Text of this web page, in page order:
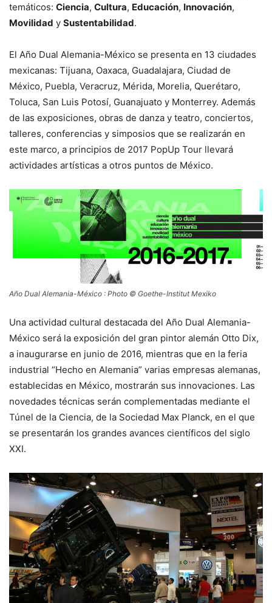
temáticos: Ciencia, Cultura, Educación, Innovación,
Movilidad y Sustentabilidad.
El Año Dual Alemania-México se presenta en 13 ciudades
mexicanas: Tijuana, Oaxaca, Guadalajara, Ciudad de
México, Puebla, Veracruz, Mérida, Morelia, Querétaro,
Toluca, San Luis Potosí, Guanajuato y Monterrey. Además
de las exposiciones, obras de danza y teatro, conciertos,
talleres, conferencias y simposios que se realizarán en
este marco, a principios de 2017 PopUp Tour llevará
actividades artísticas a otros puntos de México.
Año Dual Alemania-México : Photo © Goethe-Institut Mexiko
Una actividad cultural destacada del Año Dual Alemania-
México será la exposición del gran pintor alemán Otto Dix,
a inaugurarse en junio de 2016, mientras que en la feria
industrial “Hecho en Alemania” varias empresas alemanas,
establecidas en México, mostrarán sus innovaciones. Las
novedades técnicas serán complementadas mediante el
Túnel de la Ciencia, de la Sociedad Max Planck, en el que
se presentarán los grandes avances científicos del siglo
XXI.